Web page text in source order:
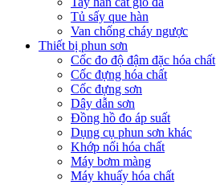
Tủ sấy que hàn
Van chống cháy ngược
Thiết bị phun sơn
Cốc đo độ đậm đặc hóa chất
Cốc đựng hóa chất
Cốc đựng sơn
Dây dẫn sơn
Đồng hồ đo áp suất
Dụng cụ phun sơn khác
Khớp nối hóa chất
Máy bơm màng
Máy khuấy hóa chất